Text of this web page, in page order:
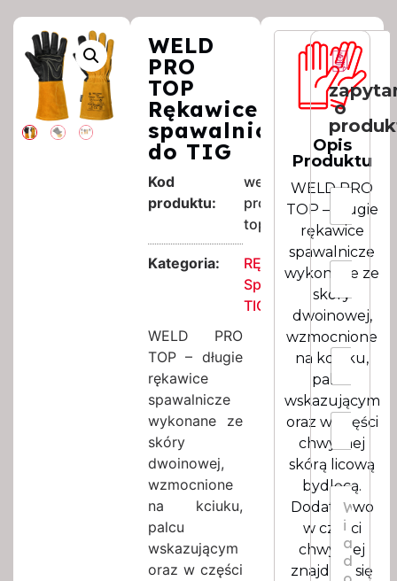
WELD
PRO
TOP
Rękawice
spawalnicze
do TIG
Kod
produktu:
weld-
pro-
top
Kategoria:
RĘKAWICE
Spawalnicze
TIG Pro
WELD PRO
TOP – długie
rękawice
spawalnicze
wykonane ze
skóry
dwoinowej,
wzmocnione
na kciuku,
palcu
wskazującym
oraz w części
Opis
Produktu
WELD PRO
TOP – długie
rękawice
spawalnicze
wykonane ze
skóry
dwoinowej,
wzmocnione
na kciuku,
palcu
wskazującym
oraz w części
chwytnej
skórą licową
bydlęcą.
Dodatkowo
w części
chwytnej
znajdują się
o
*
*
I
m
i
e
N
a
z
w
s
k
o
*
E
m
a
i
l
*
R
o
z
m
i
a
r
*
I
o
ś
ć
*
W
i
a
d
o